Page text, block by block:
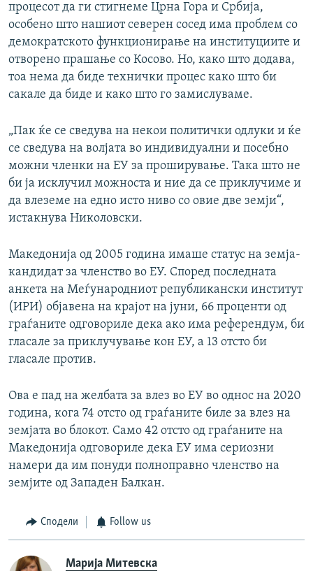
процесот да ги стигнеме Црна Гора и Србија,
особено што нашиот северен сосед има проблем со
демократското функционирање на институциите и
отворено прашање со Косово. Но, како што додава,
тоа нема да биде технички процес како што би
сакале да биде и како што го замислуваме.
„Пак ќе се сведува на некои политички одлуки и ќе
се сведува на волјата во индивидуални и посебно
можни членки на ЕУ за проширување. Така што не
би ја исклучил можноста и ние да се приклучиме и
да влеземе на едно исто ниво со овие две земји“,
истакнува Николовски.
Македонија од 2005 година имаше статус на земја-
кандидат за членство во ЕУ. Според последната
анкета на Меѓународниот републикански институт
(ИРИ) објавена на крајот на јуни, 66 проценти од
граѓаните одговориле дека ако има референдум, би
гласале за приклучување кон ЕУ, а 13 отсто би
гласале против.
Ова е пад на желбата за влез во ЕУ во однос на 2020
година, кога 74 отсто од граѓаните биле за влез на
земјата во блокот. Само 42 отсто од граѓаните на
Македонија одговориле дека ЕУ има сериозни
намери да им понуди полноправно членство на
земјите од Западен Балкан.
Сподели Follow us
Марија Митевска